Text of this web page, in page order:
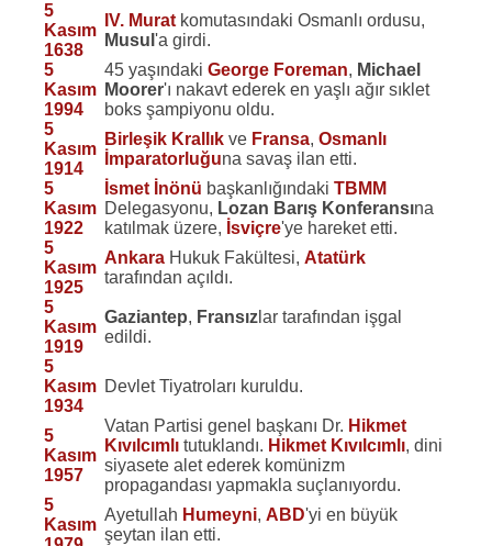
5
Kasım
1638
IV. Murat komutasındaki Osmanlı ordusu,
Musul'a girdi.
5
Kasım
1994
45 yaşındakiGeorge Foreman, Michael
Moorer'ı nakavt ederek en yaşlı ağır sıklet
boks şampiyonu oldu.
5
Kasım
1914
Birleşik Krallık ve Fransa,Osmanlı
İmparatorluğuna savaş ilan etti.
5
Kasım
1922
İsmet İnönü başkanlığındakiTBMM
Delegasyonu, Lozan Barış Konferansına
katılmak üzere, İsviçre'ye hareket etti.
5
Kasım
1925
Ankara Hukuk Fakültesi,Atatürk
tarafından açıldı.
5
Kasım
1919
Gaziantep, Fransız lar tarafından işgal
edildi.
5
Kasım
1934
Devlet Tiyatroları kuruldu.
5
Kasım
1957
Vatan Partisi genel başkanı Dr. Hikmet
Kıvılcımlı tutuklandı. Hikmet Kıvılcımlı, dini
siyasete alet ederek komünizm
propagandası yapmakla suçlanıyordu.
5
Kasım
Ayetullah Humeyni,ABD'yi en büyük
şeytan ilan etti.